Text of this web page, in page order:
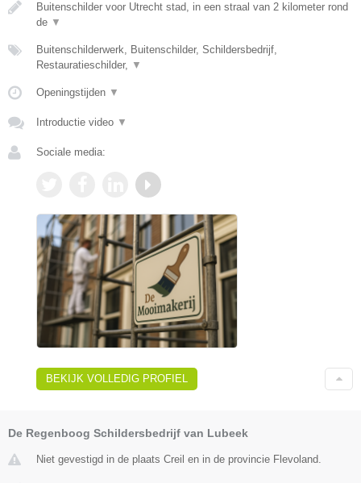
Buitenschilder voor Utrecht stad, in een straal van 2 kilometer rond
de ▼
Buitenschilderwerk, Buitenschilder, Schildersbedrijf,
Restauratieschilder, ▼
Openingstijden ▼
Introductie video ▼
Sociale media:
BEKIJK VOLLEDIG PROFIEL
De Regenboog Schildersbedrijf van Lubeek
Niet gevestigd in de plaats Creil en in de provincie Flevoland.